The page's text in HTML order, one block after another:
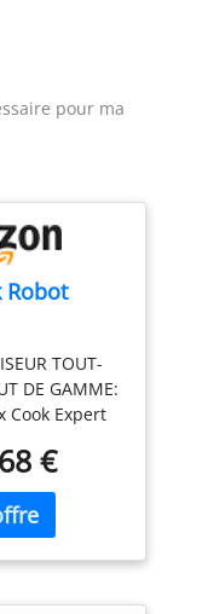
pour ma
Robot
- Bol
Moteur
1700
–
TOUT-
DE GAMME:
Cook Expert
et cuire à la
un seul
€